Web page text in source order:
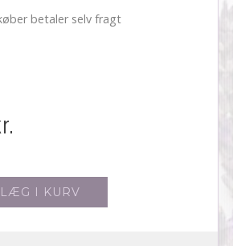
betaler selv fragt
LÆG I KURV